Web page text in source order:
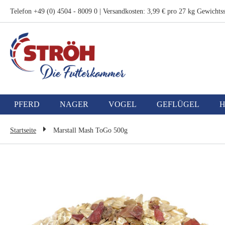
Telefon +49 (0) 4504 - 8009 0 | Versandkosten: 3,99 € pro 27 kg
Zum
Inhalt
springen
PFERD NAGER VOGEL GEFLÜGEL
Startseite Marstall Mash ToGo 500g
springen